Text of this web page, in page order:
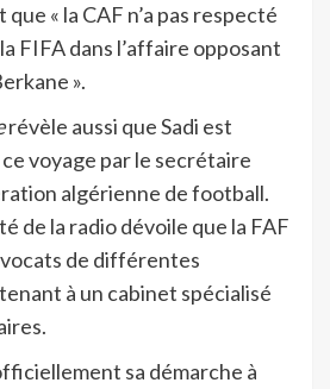
« la CAF n’a pas respecté
FIFA dans l’affaire opposant
».
révèle aussi que Sadi est
voyage par le secrétaire
algérienne de football.
de la radio dévoile que la FAF
de différentes
à un cabinet spécialisé
sa démarche à